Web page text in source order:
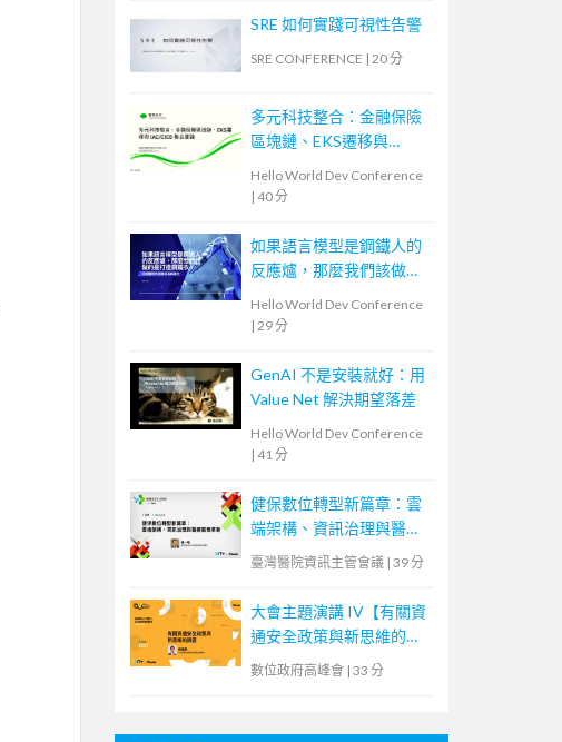
SRE 如何實踐可視性告警
SRE CONFERENCE | 20 分
多元科技整合：金融保險
區塊鏈、EKS遷移與
Hello World Dev Conference
| 40 分
如果語言模型是鋼鐵人的
反應爐，那麼我們該做的
Hello World Dev Conference
| 29 分
GenAI 不是安裝就好：用
Value Net 解決期望落差
Hello World Dev Conference
| 41 分
健保數位轉型新篇章：雲
端架構、資訊治理與醫療
服務革新
臺灣醫院資訊主管會議 | 39 分
大會主題演講 IV【有關資
通安全政策與新思維的摘
要】
數位政府高峰會 | 33 分